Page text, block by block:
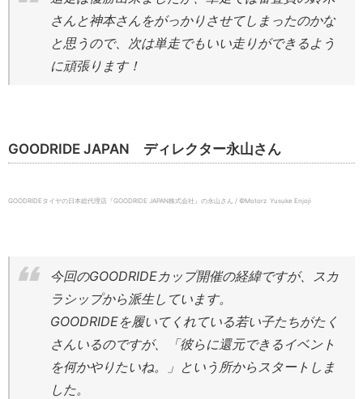
さんと神本さんをがっかりさせてしまったのかな
と思うので、次は単走でもいい走りができるよう
に頑張ります！
GOODRIDE JAPAN ディレクター永山さん
GOODRIDEタイヤの日本総代理店『GOODRIDE JAPAN株式会社』の永山さん / ©️Motorz Yusuke Enjoji
今回のGOODRIDEカップ開催の経緯ですが、スカ
ラシップから派生しています。
GOODRIDEを履いてくれている若い子たちがたく
さんいるのですが、「彼らに還元できるイベント
を何かやりたいね。」という所からスタートしま
した。